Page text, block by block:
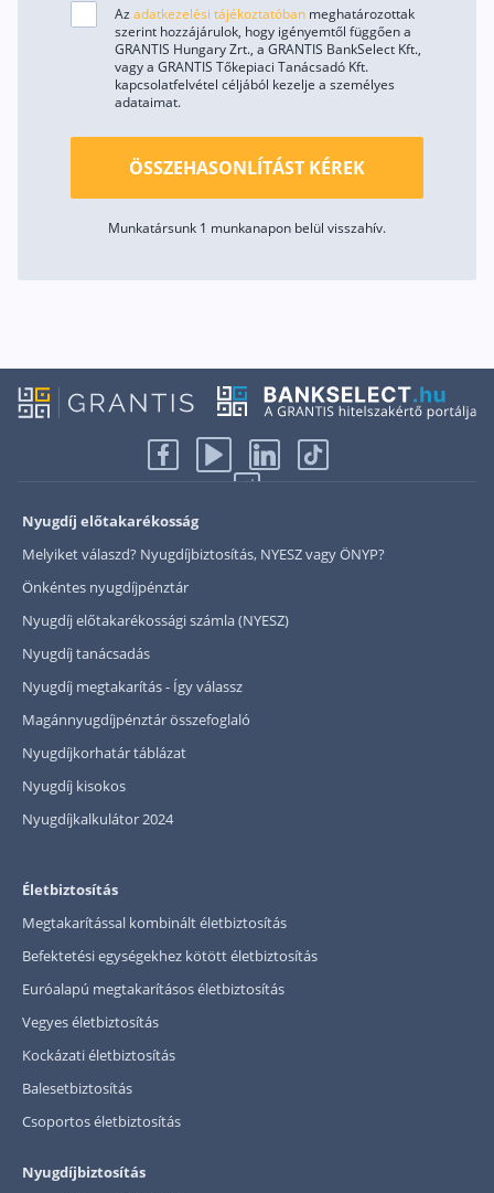
Az adatkezelési tájékoztatóban meghatározottak
szerint hozzájárulok, hogy igényemtől függően a
GRANTIS Hungary Zrt., a GRANTIS BankSelect Kft.,
vagy a GRANTIS Tőkepiaci Tanácsadó Kft.
kapcsolatfelvétel céljából kezelje a személyes
adataimat.
ÖSSZEHASONLÍTÁST KÉREK
Munkatársunk 1 munkanapon belül visszahív.
Nyugdíj előtakarékosság
Melyiket válaszd? Nyugdíjbiztosítás, NYESZ vagy ÖNYP?
Önkéntes nyugdíjpénztár
Nyugdíj előtakarékossági számla (NYESZ)
Nyugdíj tanácsadás
Nyugdíj megtakarítás - Így válassz
Magánnyugdíjpénztár összefoglaló
Nyugdíjkorhatár táblázat
Nyugdíj kisokos
Nyugdíjkalkulátor 2024
Életbiztosítás
Megtakarítással kombinált életbiztosítás
Befektetési egységekhez kötött életbiztosítás
Euróalapú megtakarításos életbiztosítás
Vegyes életbiztosítás
Kockázati életbiztosítás
Balesetbiztosítás
Csoportos életbiztosítás
Nyugdíjbiztosítás